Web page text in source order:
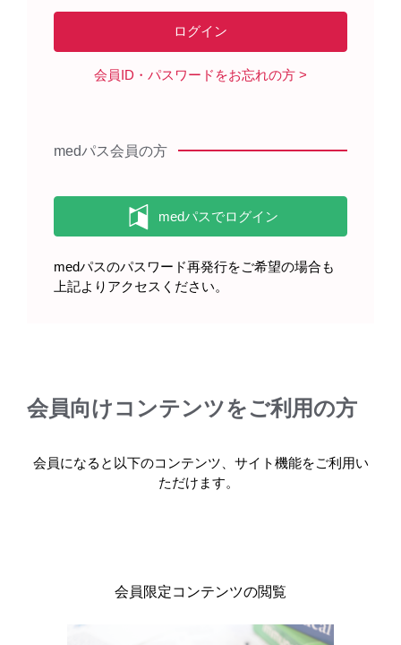
製品に関する資料
エベレンゾ錠を服用される患者さ
んへ（2023年12月）
製品情報
基本情報・安全性情報
製品名・キーワードから探す
会員ID・パスワードをお忘れの方
medパス会員の方
medパスのパスワード再発行をご希望の場合も
上記よりアクセスください。
会員向けコンテンツをご利用の方
会員になると以下のコンテンツ、サイト機能をご利用い
ただけます。
会員限定コンテンツの閲覧